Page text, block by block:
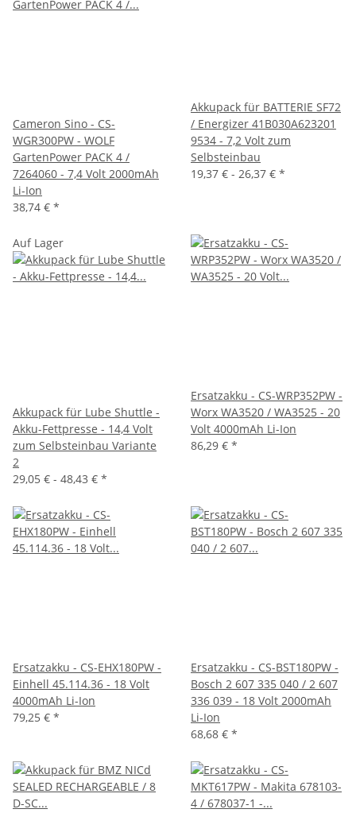
Cameron Sino - CS-
WGR300PW - WOLF
GartenPower PACK 4 /
7264060 - 7,4 Volt 2000mAh
Li-Ion
38,74 € *
Akkupack für BATTERIE SF72
/ Energizer 41B030A623201
9534 - 7,2 Volt zum
Selbsteinbau
19,37 € - 26,37 € *
Auf Lager
Akkupack für Lube Shuttle -
Akku-Fettpresse - 14,4 Volt
zum Selbsteinbau Variante
2
29,05 € - 48,43 € *
Ersatzakku - CS-WRP352PW -
Worx WA3520 / WA3525 - 20
Volt 4000mAh Li-Ion
86,29 € *
Ersatzakku - CS-EHX180PW -
Einhell 45.114.36 - 18 Volt
4000mAh Li-Ion
79,25 € *
Ersatzakku - CS-BST180PW -
Bosch 2 607 335 040 / 2 607
336 039 - 18 Volt 2000mAh
Li-Ion
68,68 € *